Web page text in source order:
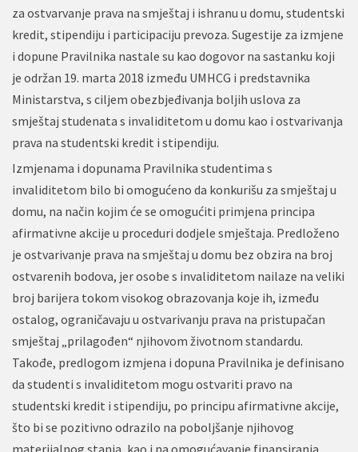
za ostvarvanje prava na smještaj i ishranu u domu, studentski
kredit, stipendiju i participaciju prevoza. Sugestije za izmjene
i dopune Pravilnika nastale su kao dogovor na sastanku koji
je održan 19. marta 2018 između UMHCG i predstavnika
Ministarstva, s ciljem obezbjeđivanja boljih uslova za
smještaj studenata s invaliditetom u domu kao i ostvarivanja
prava na studentski kredit i stipendiju.
Izmjenama i dopunama Pravilnika studentima s
invaliditetom bilo bi omogućeno da konkurišu za smještaj u
domu, na način kojim će se omogućiti primjena principa
afirmativne akcije u proceduri dodjele smještaja. Predloženo
je ostvarivanje prava na smještaj u domu bez obzira na broj
ostvarenih bodova, jer osobe s invaliditetom nailaze na veliki
broj barijera tokom visokog obrazovanja koje ih, između
ostalog, ograničavaju u ostvarivanju prava na pristupačan
smještaj „prilagođen“ njihovom životnom standardu.
Takođe, predlogom izmjena i dopuna Pravilnika je definisano
da studenti s invaliditetom mogu ostvariti pravo na
studentski kredit i stipendiju, po principu afirmativne akcije,
što bi se pozitivno odrazilo na poboljšanje njihovog
materijalnog stanja, kao i na omogućavanje finansiranja